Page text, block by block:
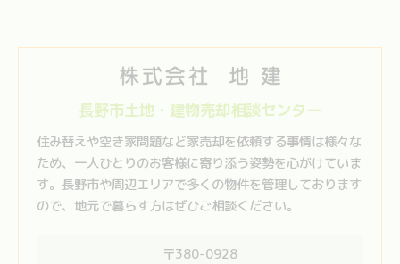
長野市土地・建物売却相談センター
住み替えや空き家問題など家売却を依頼する事情は様々な
ため、一人ひとりのお客様に寄り添う姿勢を心がけていま
す。長野市や周辺エリアで多くの物件を管理しております
ので、地元で暮らす方はぜひご相談ください。
〒380-0928